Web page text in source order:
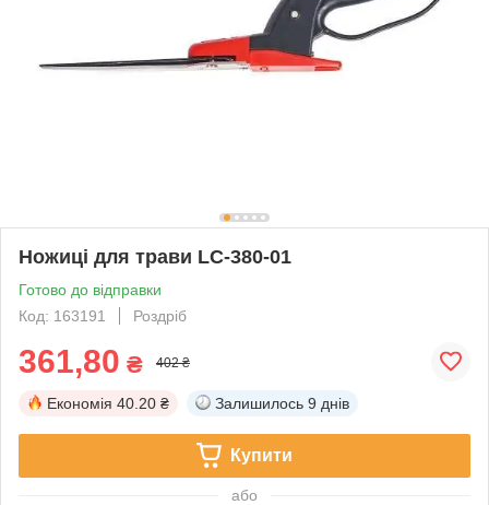
Ножиці для трави LC-380-01
Готово до відправки
Код: 163191
Роздріб
361,80 ₴ 402 ₴
Економія 40.20 ₴ Залишилось 9 днів
Купити
або